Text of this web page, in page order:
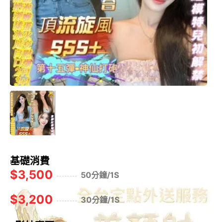
基礎消費
$3,500 50分鐘/1S
$3,200 30分鐘/1S